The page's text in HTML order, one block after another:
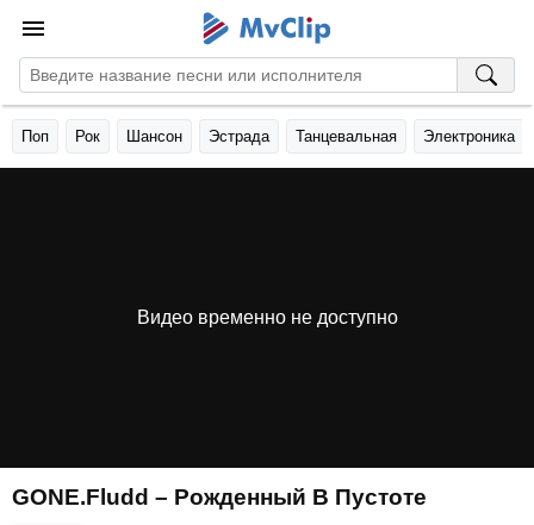
Поп Рок Шансон Эстрада Танцевальная Электроника
Видео временно не доступно
GONE.Fludd – Рожденный В Пустоте